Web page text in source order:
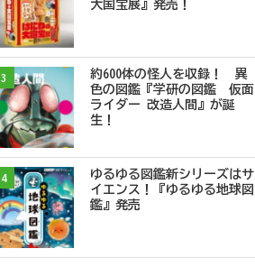
大国宝展』発売！
3
約600体の怪人を収録！ 異
色の図鑑『学研の図鑑 仮面
ライダー 改造人間』が誕
生！
4
ゆるゆる図鑑新シリーズはサ
イエンス！『ゆるゆる地球図
鑑』発売